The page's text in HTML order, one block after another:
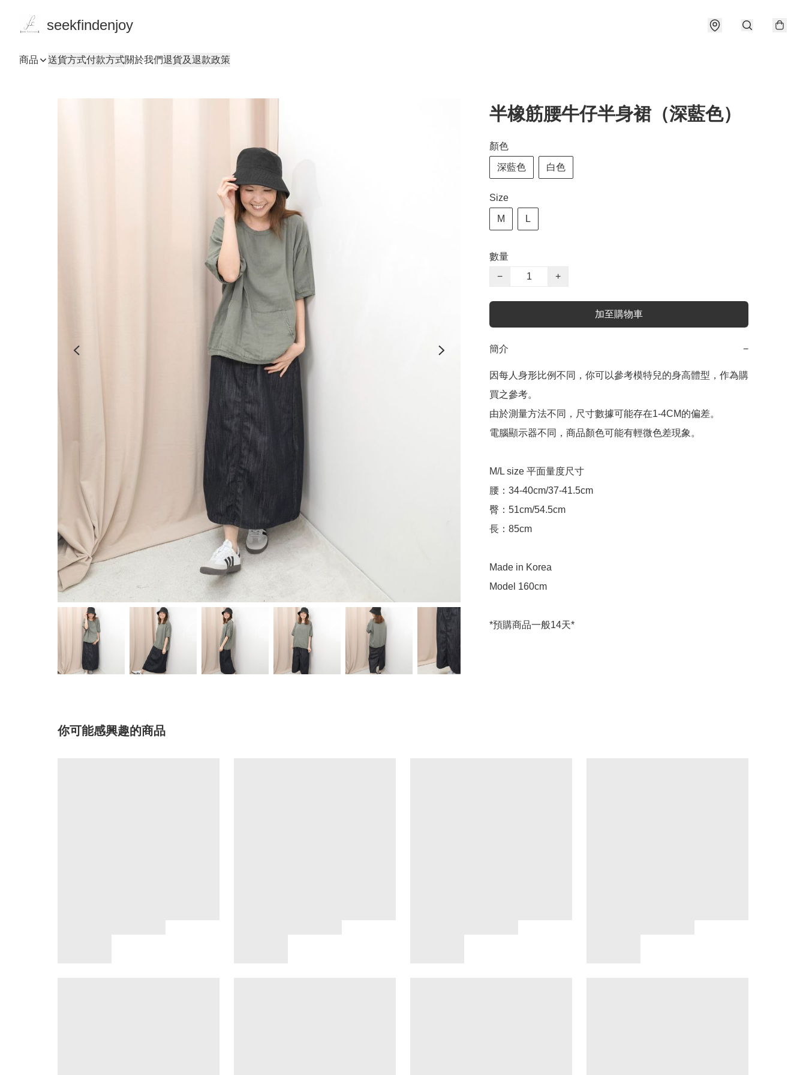
seekfindenjoy
商品 送貨方式付款方式關於我們退貨及退款政策
半橡筋腰牛仔半身裙（深藍色）
顏色
深藍色 白色
Size
M L
數量
−
+
加至購物車
簡介 −
因每人身形比例不同，你可以參考模特兒的身高體型，作為購
買之參考。
由於測量方法不同，尺寸數據可能存在1-4CM的偏差。
電腦顯示器不同，商品顏色可能有輕微色差現象。
M/L size 平面量度尺寸
腰：34-40cm/37-41.5cm
臀：51cm/54.5cm
長：85cm
Made in Korea
Model 160cm
你可能感興趣的商品